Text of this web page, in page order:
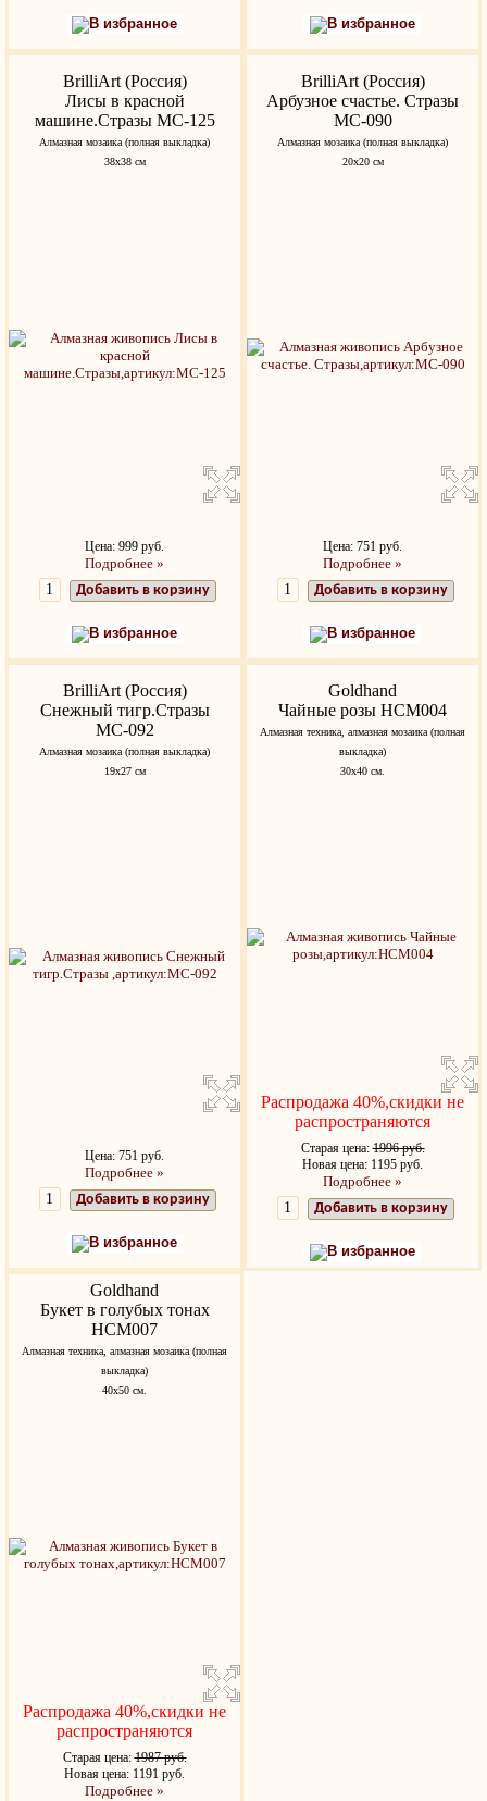
В избранное В избранное
BrilliArt (Россия)
Лисы в красной
машине.Стразы МС-125
Алмазная мозаика (полная выкладка)
38х38 см
Цена: 999 руб.
Подробнее »
Добавить в корзину
В избранное
BrilliArt (Россия)
Арбузное счастье. Стразы
МС-090
Алмазная мозаика (полная выкладка)
20х20 см
Цена: 751 руб.
Подробнее »
Добавить в корзину
В избранное
BrilliArt (Россия)
Снежный тигр.Стразы
МС-092
Алмазная мозаика (полная выкладка)
19х27 см
Цена: 751 руб.
Подробнее »
Добавить в корзину
В избранное
Goldhand
Чайные розы HCM004
Алмазная техника, алмазная мозаика (полная
выкладка)
30x40 см.
Распродажа 40%,скидки не
распространяются
Старая цена:1996 руб.
Новая цена: 1195 руб.
Подробнее »
Добавить в корзину
В избранное
Goldhand
Букет в голубых тонах
HCM007
Алмазная техника, алмазная мозаика (полная
выкладка)
40x50 см.
Распродажа 40%,скидки не
распространяются
Старая цена:1987 руб.
Новая цена: 1191 руб.
Подробнее »